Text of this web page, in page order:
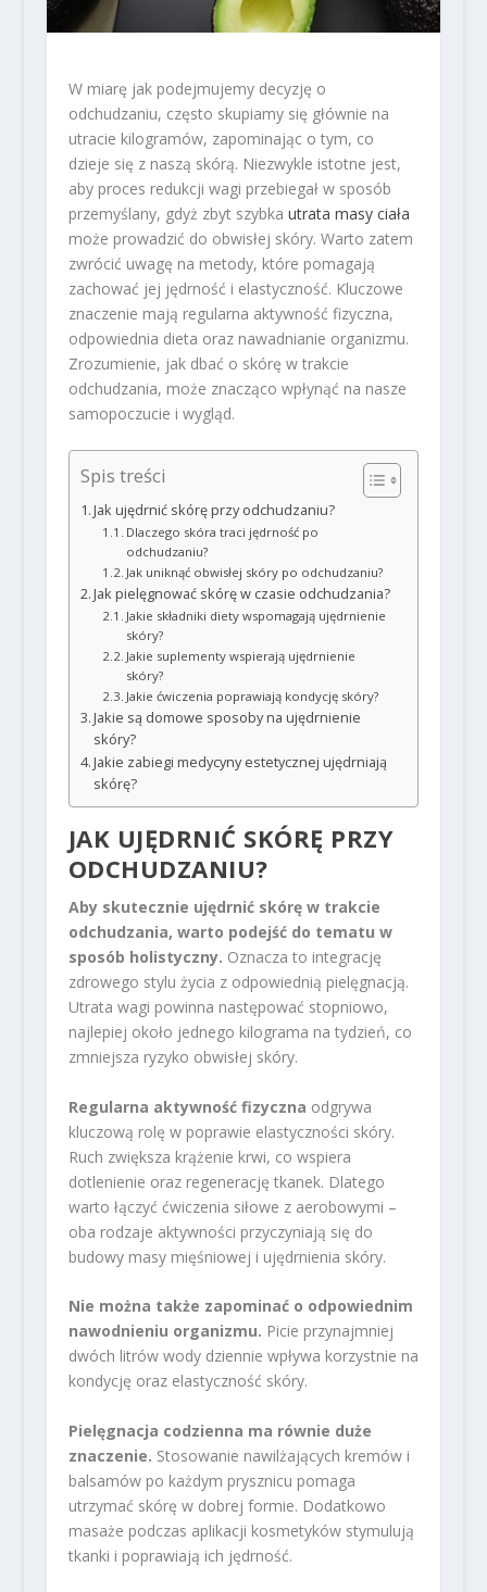
W miarę jak podejmujemy decyzję o
odchudzaniu, często skupiamy się głównie na
utracie kilogramów, zapominając o tym, co
dzieje się z naszą skórą. Niezwykle istotne jest,
aby proces redukcji wagi przebiegał w sposób
przemyślany, gdyż zbyt szybka utrata masy ciała
może prowadzić do obwisłej skóry. Warto zatem
zwrócić uwagę na metody, które pomagają
zachować jej jędrność i elastyczność. Kluczowe
znaczenie mają regularna aktywność fizyczna,
odpowiednia dieta oraz nawadnianie organizmu.
Zrozumienie, jak dbać o skórę w trakcie
odchudzania, może znacząco wpłynąć na nasze
samopoczucie i wygląd.
Spis treści
Jak ujędrnić skórę przy odchudzaniu?
Dlaczego skóra traci jędrność po
odchudzaniu?
Jak uniknąć obwisłej skóry po odchudzaniu?
Jak pielęgnować skórę w czasie odchudzania?
Jakie składniki diety wspomagają ujędrnienie
skóry?
Jakie suplementy wspierają ujędrnienie
skóry?
Jakie ćwiczenia poprawiają kondycję skóry?
Jakie są domowe sposoby na ujędrnienie
skóry?
Jakie zabiegi medycyny estetycznej ujędrniają
skórę?
JAK UJĘDRNIĆ SKÓRĘ PRZY
ODCHUDZANIU?
Aby skutecznie ujędrnić skórę w trakcie
odchudzania, warto podejść do tematu w
sposób holistyczny. Oznacza to integrację
zdrowego stylu życia z odpowiednią pielęgnacją.
Utrata wagi powinna następować stopniowo,
najlepiej około jednego kilograma na tydzień, co
zmniejsza ryzyko obwisłej skóry.
Regularna aktywność fizyczna odgrywa
kluczową rolę w poprawie elastyczności skóry.
Ruch zwiększa krążenie krwi, co wspiera
dotlenienie oraz regenerację tkanek. Dlatego
warto łączyć ćwiczenia siłowe z aerobowymi –
oba rodzaje aktywności przyczyniają się do
budowy masy mięśniowej i ujędrnienia skóry.
Nie można także zapominać o odpowiednim
nawodnieniu organizmu. Picie przynajmniej
dwóch litrów wody dziennie wpływa korzystnie na
kondycję oraz elastyczność skóry.
Pielęgnacja codzienna ma równie duże
znaczenie. Stosowanie nawilżających kremów i
balsamów po każdym prysznicu pomaga
utrzymać skórę w dobrej formie. Dodatkowo
masaże podczas aplikacji kosmetyków stymulują
tkanki i poprawiają ich jędrność.